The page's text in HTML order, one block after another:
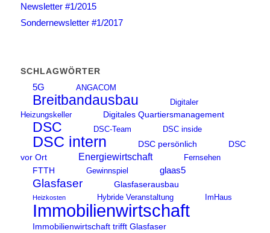
Newsletter #1/2015
Sondernewsletter #1/2017
SCHLAGWÖRTER
5G ANGACOM
Breitbandausbau
Digitaler
Heizungskeller
Digitales Quartiersmanagement
DSC DSC-Team DSC inside
DSC intern DSC persönlich
DSC
vor Ort
Energiewirtschaft Fernsehen
FTTH Gewinnspiel glaas5
Glasfaser Glasfaserausbau
Heizkosten Hybride Veranstaltung ImHaus
Immobilienwirtschaft
Immobilienwirtschaft trifft Glasfaser